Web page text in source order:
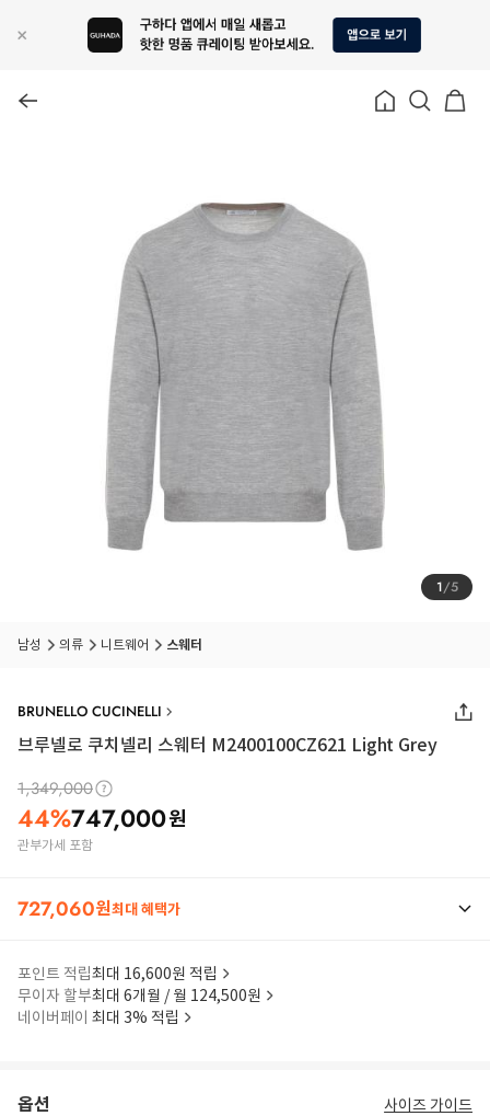
1/5
남성 의류 니트웨어 스웨터
BRUNELLO CUCINELLI
브루넬로 쿠치넬리 스웨터 M2400100CZ621 Light Grey
1,349,000
44%747,000원
관부가세 포함
727,060원최대 혜택가
포인트 적립최대 16,600원 적립
무이자 할부최대 6개월 / 월 124,500원
네이버페이 최대 3% 적립
옵션 사이즈 가이드